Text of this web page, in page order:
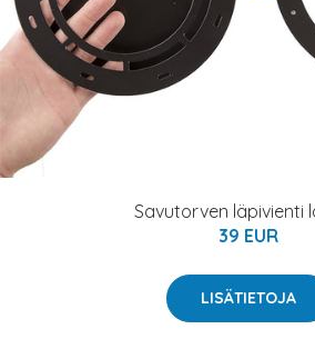
Savutorven läpivienti
39 EUR
LISÄTIETOJA